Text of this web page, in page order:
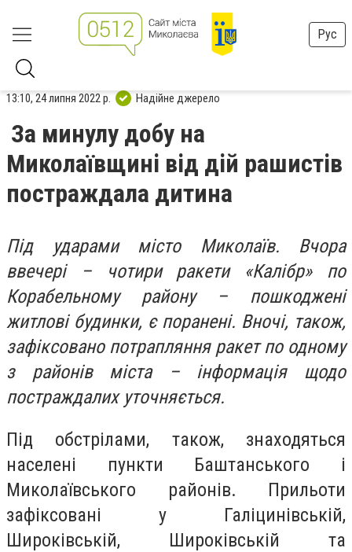
Рус
13:10, 24 липня 2022 р. Надійне джерело
За минулу добу на
Миколаївщині від дій рашистів
постраждала дитина
Під ударами місто Миколаїв. Вчора
ввечері – чотири ракети «Калібр» по
Корабельному району – пошкоджені
житлові будинки, є поранені. Вночі, також,
зафіксовано потрапляння ракет по одному
з районів міста – інформація щодо
постраждалих уточняється.
Під обстрілами, також, знаходяться
населені пункти Баштанського і
Миколаївського районів. Прильоти
зафіксовані у Галіцинівській,
Широківській, Широківській та